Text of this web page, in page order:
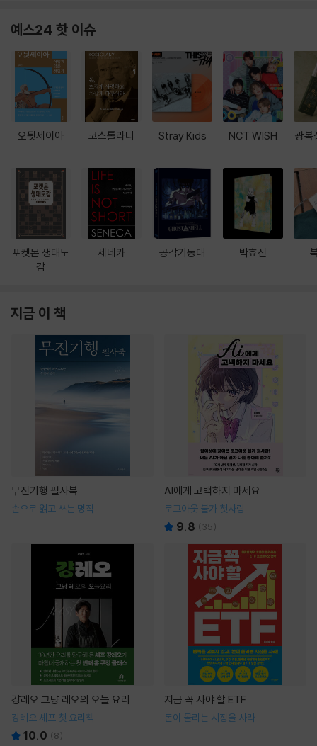
예스24 핫 이슈
오뒷세이아
포켓몬 생태도
감
코스톨라니
세네카
Stray Kids
공각기동대
NCT WISH
박효신
광복
지금 이 책
무진기행 필사북
손으로 읽고 쓰는 명작
AI에게 고백하지 마세요
로그아웃 불가 첫사랑
9.8 ( 35)
걍레오 그냥 레오의 오늘 요리
강레오 셰프 첫 요리책
10.0 (8)
지금 꼭 사야 할 ETF
돈이 몰리는 시장을 사라